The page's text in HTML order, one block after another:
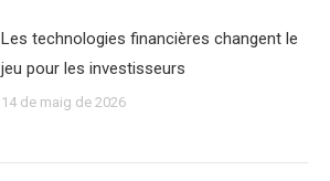
Les technologies financières changent le
jeu pour les investisseurs
14 de maig de 2026